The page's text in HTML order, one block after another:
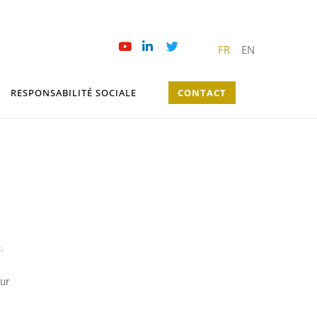
FR EN
RESPONSABILITÉ SOCIALE CONTACT